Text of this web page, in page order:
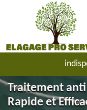
Traitement
Rapide et